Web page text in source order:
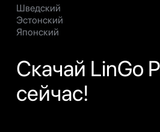
Шведский
Эстонский
Японский
Скачай LinGo
сейчас!